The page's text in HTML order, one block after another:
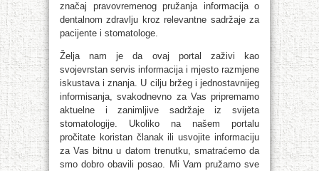
značaj pravovremenog pružanja informacija o
dentalnom zdravlju kroz relevantne sadržaje za
pacijente i stomatologe.
Želja nam je da ovaj portal zaživi kao
svojevrstan servis informacija i mjesto razmjene
iskustava i znanja. U cilju bržeg i jednostavnijeg
informisanja, svakodnevno za Vas pripremamo
aktuelne i zanimljive sadržaje iz svijeta
stomatologije. Ukoliko na našem portalu
pročitate koristan članak ili usvojite informaciju
za Vas bitnu u datom trenutku, smatraćemo da
smo dobro obavili posao. Mi Vam pružamo sve